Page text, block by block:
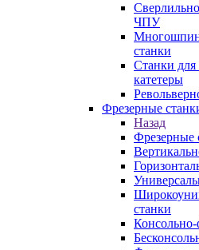
ЧПУ
станки
Станки для
катетеры
Фрезерные
Назад
Фрезерные
станки
Консольно-